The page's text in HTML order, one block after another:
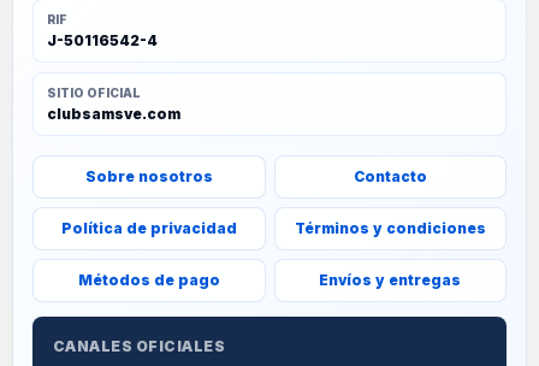
RIF
J-50116542-4
SITIO OFICIAL
clubsamsve.com
Sobre nosotros Contacto
Política de privacidad Términos y condiciones
Métodos de pago Envíos y entregas
CANALES OFICIALES